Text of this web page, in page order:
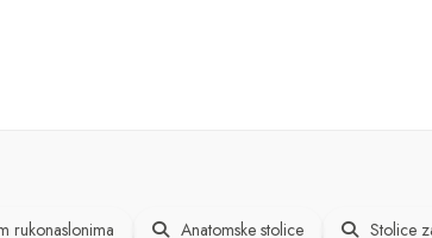
rukonaslonima Anatomske stolice Stolice